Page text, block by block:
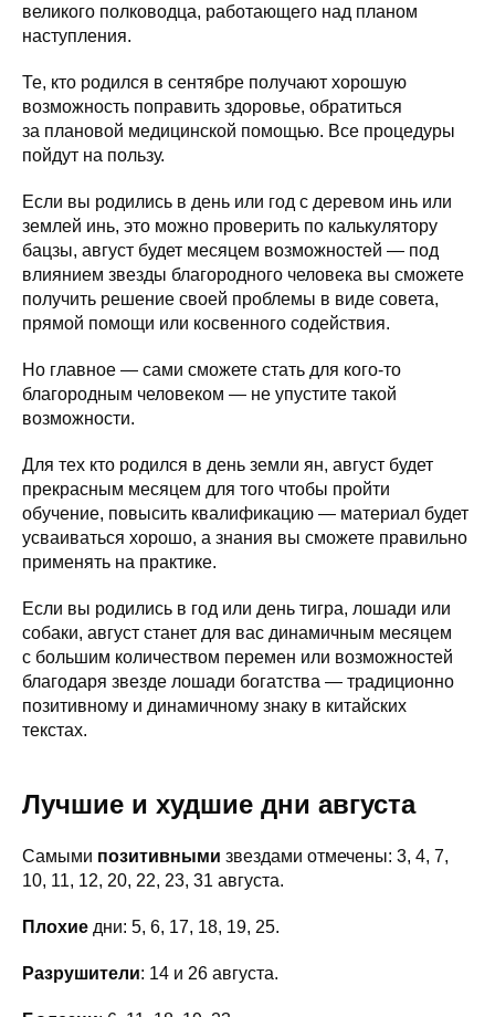
великого полководца, работающего над планом
наступления.
Те, кто родился в сентябре получают хорошую
возможность поправить здоровье, обратиться
за плановой медицинской помощью. Все процедуры
пойдут на пользу.
Если вы родились в день или год с деревом инь или
землей инь, это можно проверить по калькулятору
бацзы, август будет месяцем возможностей — под
влиянием звезды благородного человека вы сможете
получить решение своей проблемы в виде совета,
прямой помощи или косвенного содействия.
Но главное — сами сможете стать для кого-то
благородным человеком — не упустите такой
возможности.
Для тех кто родился в день земли ян, август будет
прекрасным месяцем для того чтобы пройти
обучение, повысить квалификацию — материал будет
усваиваться хорошо, а знания вы сможете правильно
применять на практике.
Если вы родились в год или день тигра, лошади или
собаки, август станет для вас динамичным месяцем
с большим количеством перемен или возможностей
благодаря звезде лошади богатства — традиционно
позитивному и динамичному знаку в китайских
текстах.
Лучшие и худшие дни августа
Самыми позитивными звездами отмечены: 3, 4, 7,
10, 11, 12, 20, 22, 23, 31 августа.
Плохие дни: 5, 6, 17, 18, 19, 25.
Разрушители: 14 и 26 августа.